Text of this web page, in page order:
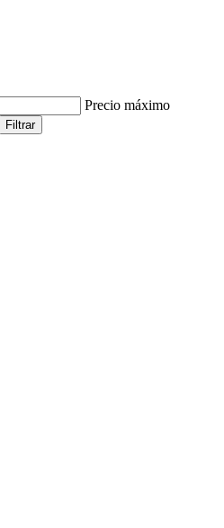
Precio máximo
Filtrar